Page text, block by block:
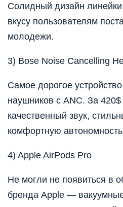
Солидный дизайн
вкусу пользователям
молодежи.
3) Bose Noise Cancelling
Самое дорогое
наушников с ANC. За
качественный звук,
комфортную
4) Apple AirPods Pro
Не могли не появиться в
бренда Apple —